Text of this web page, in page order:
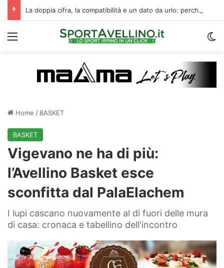
La doppia cifra, la compatibilità e un dato da urlo: perché l’Avellino ha rimesso Biasci al centro del villaggio
Menu
Home / BASKET
BASKET
Vigevano ne ha di più:
l’Avellino Basket esce
sconfitta dal PalaElachem
I lupi cascano nuovamente al di fuori delle mura
di casa: cronaca e tabellino dell'incontro